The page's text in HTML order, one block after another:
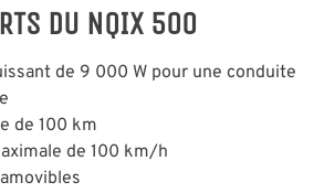
DU NQIX 500
de 9 000 W pour une conduite
de 100 km
de 100 km/h